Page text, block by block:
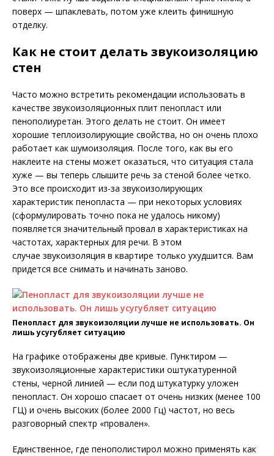
поверх — шпаклевать, потом уже клеить финишную
отделку.
Как не стоит делать звукоизоляцию
стен
Часто можно встретить рекомендации использовать в
качестве звукоизоляционных плит пенопласт или
пенополиуретан. Этого делать не стоит. Он имеет
хорошие теплоизолирующие свойства, но он очень плохо
работает как шумоизоляция. После того, как вы его
наклеите на стены может оказаться, что ситуация стала
хуже — вы теперь слышите речь за стеной более четко.
Это все происходит из-за звукоизолирующих
характеристик пенопласта — при некоторых условиях
(сформулировать точно пока не удалось никому)
появляется значительный провал в характеристиках на
частотах, характерных для речи. В этом
случае звукоизоляция в квартире только ухудшится. Вам
придется все снимать и начинать заново.
Пенопласт для звукоизоляции лучше не использовать. Он
лишь усугубляет ситуацию
На графике отображены две кривые. Пунктиром —
звукоизоляционные характеристики оштукатуренной
стены, черной линией — если под штукатурку уложен
пенопласт. Он хорошо спасает от очень низких (менее 100
ГЦ) и очень высоких (более 2000 Гц) частот, но весь
разговорный спектр «провален».
Единственное, где пенополистирол можно применять как